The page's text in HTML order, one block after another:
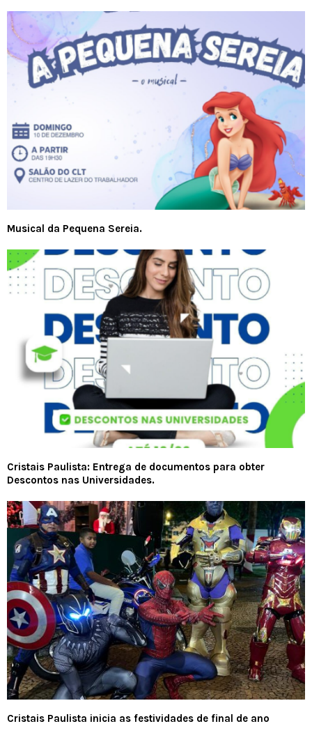
Musical da Pequena Sereia.
Cristais Paulista: Entrega de documentos para obter
Descontos nas Universidades.
Cristais Paulista inicia as festividades de final de ano